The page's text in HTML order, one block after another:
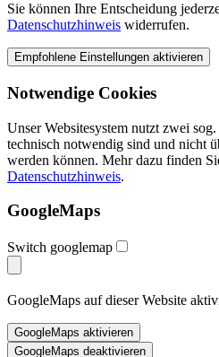
Sie können Ihre Entscheidung
Datenschutzhinweis widerrufen.
Notwendige Cookies
Unser Websitesystem nutzt zwei
technisch notwendig sind und nicht
werden können. Mehr dazu finden
Datenschutzhinweis.
GoogleMaps
Switch googlemap
GoogleMaps auf dieser Website